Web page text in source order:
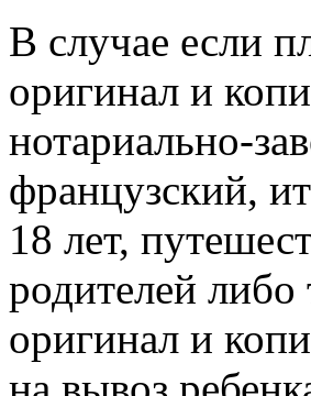
В случае если
оригинал и
нотариально-
французский,
18 лет,
родителей либо
оригинал и